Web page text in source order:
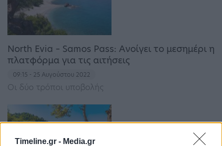
Timeline.gr - Media.gr
North Evia – Samos Pass: Ανοίγει το μεσημέρι η
πλατφόρμα για τις αιτήσεις
09:15 - 25 Αυγούστου 2022
Οι δύο τρόποι υποβολής